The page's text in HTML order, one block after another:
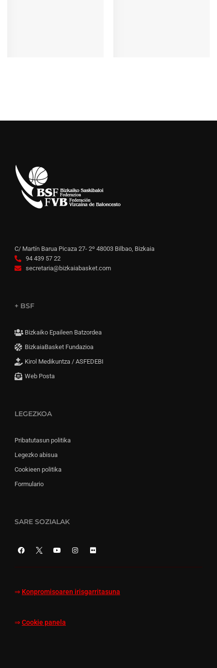
C/ Martín Barua Picaza 27- 2º 48003 Bilbao, Bizkaia
94 439 57 22
secretaria@bizkaiabasket.com
+ BSF
Bizkaiko Epaileen Batzordea
BizkaiaBasket Fundazioa
Kirol Medikuntza / ASFEDEBI
Web Posta
LEGEZKOA
Pribatutasun politika
Legezko abisua
Cookieen politika
Formulario
SARE SOZIALAK
⇒ Konpromisoaren irisgarritasuna
⇒ Cookie panela